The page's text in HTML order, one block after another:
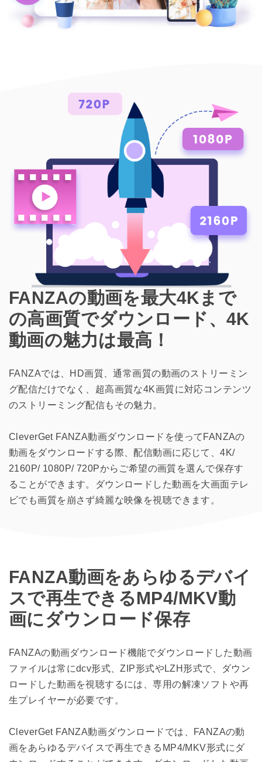
FANZAの動画を最大4Kまで
の高画質でダウンロード、4K
動画の魅力は最高！
FANZAでは、HD画質、通常画質の動画のストリーミン
グ配信だけでなく、超高画質な4K画質に対応コンテンツ
のストリーミング配信もその魅力。
CleverGet FANZA動画ダウンロードを使ってFANZAの
動画をダウンロードする際、配信動画に応じて、4K/
2160P/ 1080P/ 720Pからご希望の画質を選んで保存す
ることができます。ダウンロードした動画を大画面テレ
ビでも画質を崩さず綺麗な映像を視聴できます。
FANZA動画をあらゆるデバイ
スで再生できるMP4/MKV動
画にダウンロード保存
FANZAの動画ダウンロード機能でダウンロードした動画
ファイルは常にdcv形式、ZIP形式やLZH形式で、ダウン
ロードした動画を視聴するには、専用の解凍ソフトや再
生プレイヤーが必要です。
CleverGet FANZA動画ダウンロードでは、FANZAの動
画をあらゆるデバイスで再生できるMP4/MKV形式にダ